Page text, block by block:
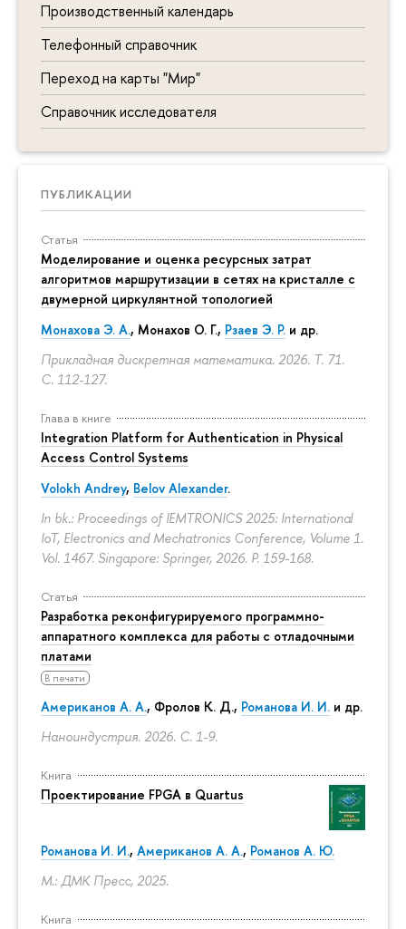
Производственный календарь
Телефонный справочник
Переход на карты "Мир"
Справочник исследователя
ПУБЛИКАЦИИ
Статья
Моделирование и оценка ресурсных затрат
алгоритмов маршрутизации в сетях на кристалле с
двумерной циркулянтной топологией
Монахова Э. А., Монахов О. Г., Рзаев Э. Р. и др.
Прикладная дискретная математика. 2026. Т. 71.
С. 112-127.
Глава в книге
Integration Platform for Authentication in Physical
Access Control Systems
Volokh Andrey, Belov Alexander.
In bk.: Proceedings of IEMTRONICS 2025: International
IoT, Electronics and Mechatronics Conference, Volume 1.
Vol. 1467. Singapore: Springer, 2026. P. 159-168.
Статья
Разработка реконфигурируемого программно-
аппаратного комплекса для работы с отладочными
платами
В печати
Американов А. А., Фролов К. Д., Романова И. И. и др.
Наноиндустрия. 2026. С. 1-9.
Книга
Проектирование FPGA в Quartus
Романова И. И., Американов А. А., Романов А. Ю.
М.: ДМК Пресс, 2025.
Книга